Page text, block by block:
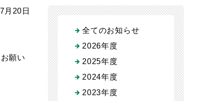
月20日
願い
全てのお知らせ
2026年度
2025年度
2024年度
2023年度